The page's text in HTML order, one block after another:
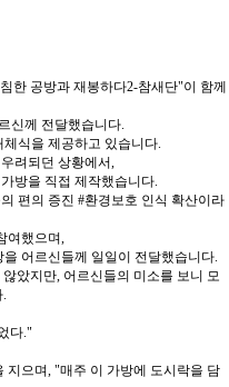
한 공방과 재봉하다2-참새단"이 함께
신께 전달했습니다.
식을 제공하고 있습니다.
려되던 상황에서,
방을 직접 제작했습니다.
편의 증진 #환경보호 인식 확산이라
여했으며,
어르신들께 일일이 전달했습니다.
았지만, 어르신들의 미소를 보니 모
다."
지으며, "매주 이 가방에 도시락을 담